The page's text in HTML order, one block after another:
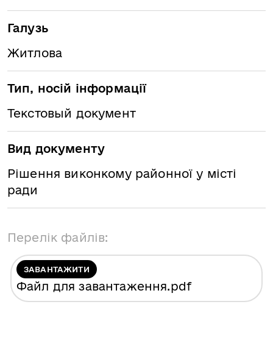
Галузь
Житлова
Тип, носій інформації
Текстовый документ
Вид документу
Рішення виконкому районної у місті
ради
Перелік файлів:
ЗАВАНТАЖИТИ
Файл для завантаження.pdf